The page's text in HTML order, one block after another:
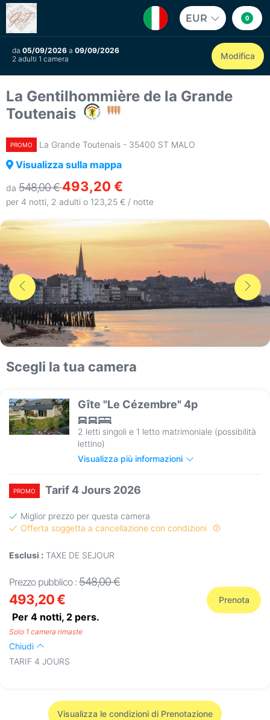
EUR 0
da 05/09/2026 a 09/09/2026
2 adulti 1 camera
Modifica
La Gentilhommière de la Grande
Toutenais
PROMO La Grande Toutenais - 35400 ST MALO
Visualizza sulla mappa
da 548,00 €493,20 €
per 4 notti, 2 adulti o 123,25 € / notte
Scegli la tua camera
Gîte "Le Cézembre" 4p
2 letti singoli e 1 letto matrimoniale (possibilità
lettino)
Visualizza più informazioni
PROMO Tarif 4 Jours 2026
Miglior prezzo per questa camera
Offerta soggetta a cancellazione con condizioni
Esclusi : TAXE DE SEJOUR
Prezzo pubblico : 548,00 €
493,20 €
Per 4 notti, 2 pers.
Prenota
Solo 1 camera rimaste
Chiudi
TARIF 4 JOURS
Visualizza le condizioni di Prenotazione